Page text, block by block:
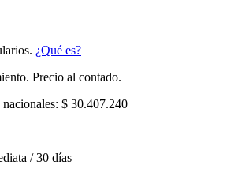
¿Qué es?
Precio al contado.
$ 30.407.240
/ 30 días